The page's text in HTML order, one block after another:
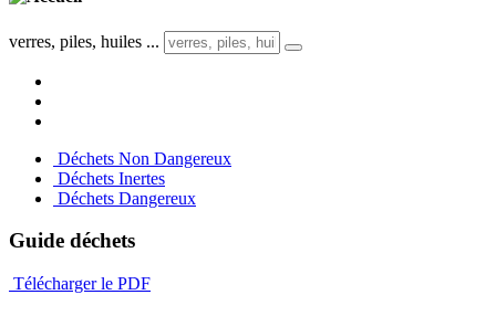
verres, piles, huiles ...
Déchets Non Dangereux
Déchets Inertes
Déchets Dangereux
Guide déchets
Télécharger le PDF